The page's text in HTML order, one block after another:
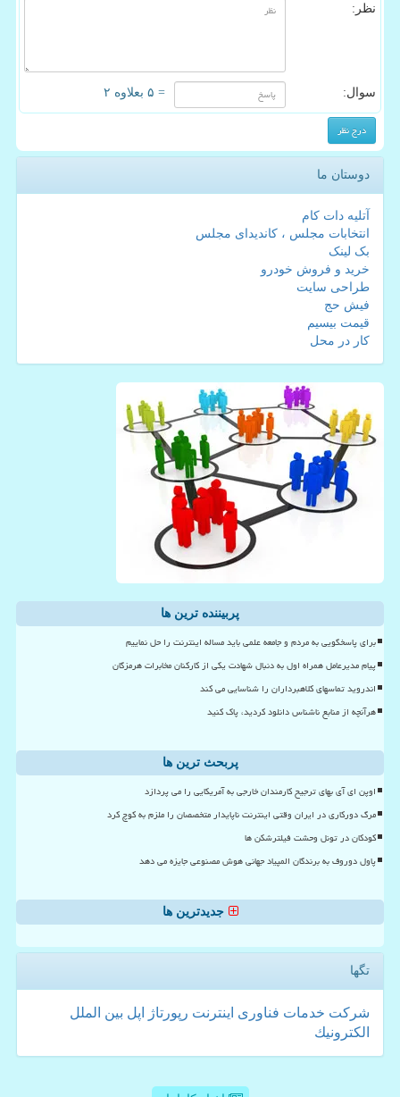
نظر:
سوال: = ۵ بعلاوه ۲
دوستان ما
آتلیه دات کام
انتخابات مجلس ، کاندیدای مجلس
بک لینک
خرید و فروش خودرو
طراحی سایت
فیش حج
قیمت بیسیم
کار در محل
پربیننده ترین ها
برای پاسخگویی به مردم و جامعه علمی باید مساله اینترنت را حل نماییم
پیام مدیرعامل همراه اول به دنبال شهادت یکی از کارکنان مخابرات هرمزگان
اندروید تماسهای کلاهبرداران را شناسایی می کند
هرآنچه از منابع ناشناس دانلود کردید، پاک کنید
پربحث ترین ها
اوپن ای آی بهای ترجیح کارمندان خارجی به آمریکایی را می پردازد
مرگ دورکاری در ایران وقتی اینترنت ناپایدار متخصصان را ملزم به کوچ کرد
کودکان در تونل وحشت فیلترشکن ها
پاول دوروف به برندگان المپیاد جهانی هوش مصنوعی جایزه می دهد
جدیدترین ها
تگها
شركت خدمات فناوری اینترنت رپورتاژ اپل بین الملل
الكترونیك